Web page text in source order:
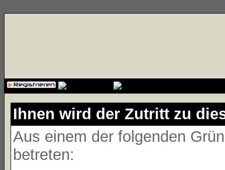
Ihnen wird der Zutritt zu
Aus einem der folgenden
betreten: